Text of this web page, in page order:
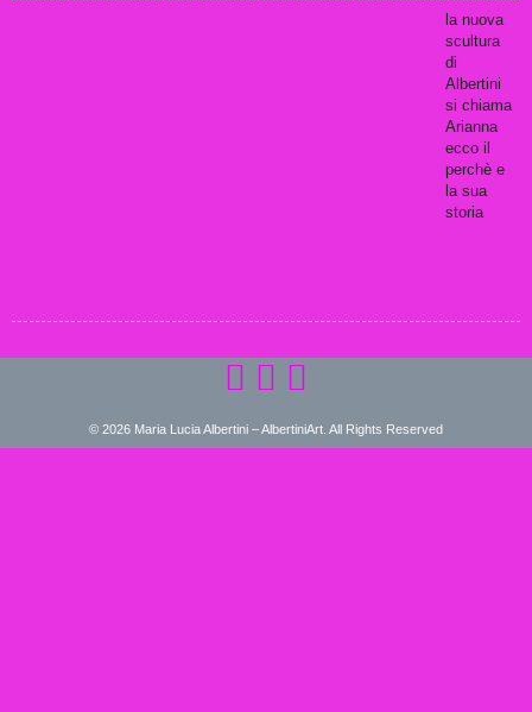
la nuova
scultura
di
Albertini
si chiama
Arianna
ecco il
perchè e
la sua
storia
© 2026 Maria Lucia Albertini – AlbertiniArt. All Rights Reserved